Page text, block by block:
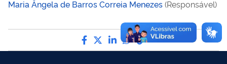
Maria Ângela de Barros Correia Menezes(Responsável)
Compartilhe por Facebook
Compartilhe por Twitter
Compartilhe por
Compartilhe por
link para Copiar